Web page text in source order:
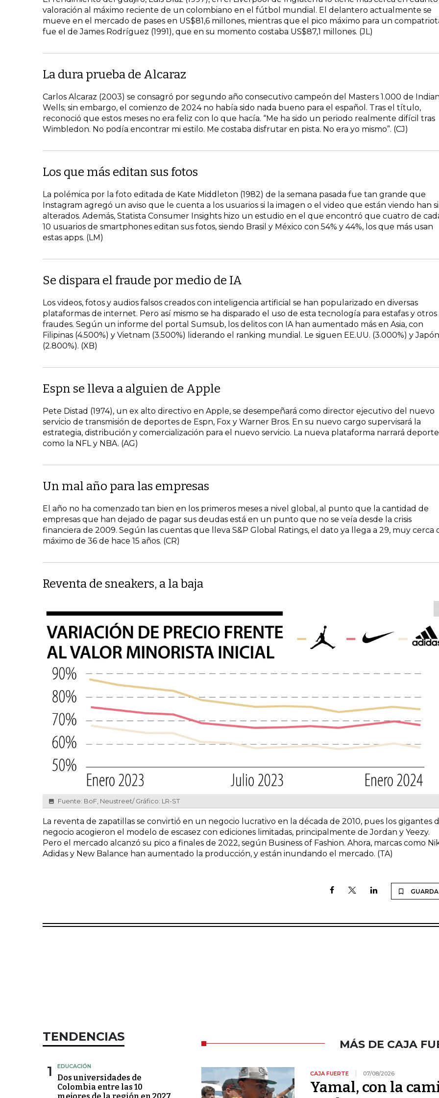
valoración al máximo reciente de un colombiano en el fútbol mundial. El delantero actualmente se
mueve en el mercado de pases en US$81,6 millones, mientras que el pico máximo para un
fue el de James Rodríguez (1991), que en su momento costaba US$87,1 millones. (JL)
La dura prueba de Alcaraz
Carlos Alcaraz (2003) se consagró por segundo año consecutivo campeón del Masters 1.000 de
Wells; sin embargo, el comienzo de 2024 no había sido nada bueno para el español. Tras el título,
reconoció que estos meses no era feliz con lo que hacía. “Me ha sido un periodo realmente difícil tras
Wimbledon. No podía encontrar mi estilo. Me costaba disfrutar en pista. No era yo mismo”. (CJ)
Los que más editan sus fotos
La polémica por la foto editada de Kate Middleton (1982) de la semana pasada fue tan grande que
Instagram agregó un aviso que le cuenta a los usuarios si la imagen o el video que están viendo han
alterados. Además, Statista Consumer Insights hizo un estudio en el que encontró que cuatro de
10 usuarios de smartphones editan sus fotos, siendo Brasil y México con 54% y 44%, los que más usan
estas apps. (LM)
Se dispara el fraude por medio de IA
Los videos, fotos y audios falsos creados con inteligencia artificial se han popularizado en diversas
plataformas de internet. Pero así mismo se ha disparado el uso de esta tecnología para estafas y otros
fraudes. Según un informe del portal Sumsub, los delitos con IA han aumentado más en Asia, con
Filipinas (4.500%) y Vietnam (3.500%) liderando el ranking mundial. Le siguen EE.UU. (3.000%) y Japón
(2.800%). (XB)
Espn se lleva a alguien de Apple
Pete Distad (1974), un ex alto directivo en Apple, se desempeñará como director ejecutivo del nuevo
servicio de transmisión de deportes de Espn, Fox y Warner Bros. En su nuevo cargo supervisará la
estrategia, distribución y comercialización para el nuevo servicio. La nueva plataforma narrará
como la NFL y NBA. (AG)
Un mal año para las empresas
El año no ha comenzado tan bien en los primeros meses a nivel global, al punto que la cantidad de
empresas que han dejado de pagar sus deudas está en un punto que no se veía desde la crisis
financiera de 2009. Según las cuentas que lleva S&P Global Ratings, el dato ya llega a 29, muy cerca
máximo de 36 de hace 15 años. (CR)
Reventa de sneakers, a la baja
Fuente: BoF, Neustreet/ Gráfico: LR-ST
La reventa de zapatillas se convirtió en un negocio lucrativo en la década de 2010, pues los gigantes
negocio acogieron el modelo de escasez con ediciones limitadas, principalmente de Jordan y Yeezy.
Pero el mercado alcanzó su pico a finales de 2022, según Business of Fashion. Ahora, marcas como
Adidas y New Balance han aumentado la producción, y están inundando el mercado. (TA)
TENDENCIAS
1 EDUCACIÓN
Dos universidades de
Colombia entre las 10
MÁS DE CAJA
CAJA FUERTE 07/08/2026
Yamal, con la